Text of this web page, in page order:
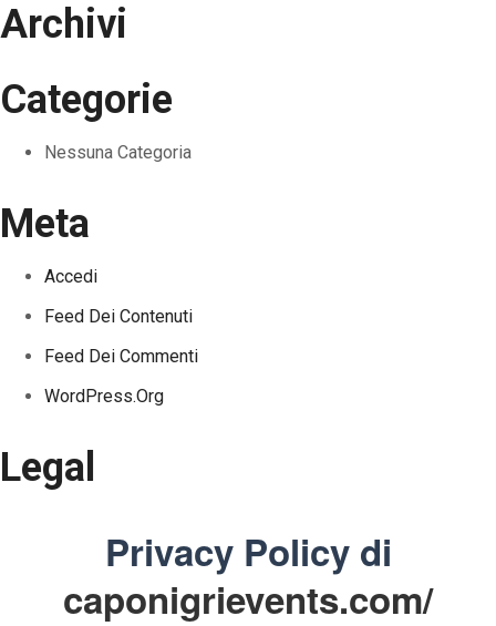
Archivi
Categorie
Nessuna Categoria
Meta
Accedi
Feed Dei Contenuti
Feed Dei Commenti
WordPress.org
Legal
Privacy Policy di
caponigrievents.com/